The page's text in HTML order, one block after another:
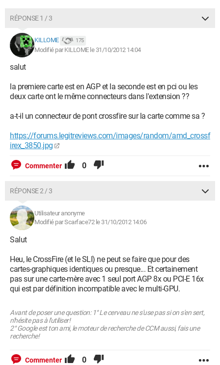
RÉPONSE 1 / 3
KILLOME 175
Modifié par KILLOME le 31/10/2012 14:04
salut
la premiere carte est en AGP et la seconde est en pci ou les
deux carte ont le même connecteurs dans l'extension ??
a-t-il un connecteur de pont crossfire sur la carte comme sa ?
https://forums.legitreviews.com/images/random/amd_crossf
irex_3850.jpg
Commenter 0
RÉPONSE 2 / 3
Utilisateur anonyme
Modifié par Scarface72 le 31/10/2012 14:06
Salut
Heu, le CrossFire (et le SLI) ne peut se faire que pour des
cartes-graphiques identiques ou presque... Et certainement
pas sur une carte-mère avec 1 seul port AGP 8x ou PCI-E 16x
qui est par définition incompatible avec le multi-GPU.
Avant de poser une question: 1° Le cerveau ne s'use pas si on s'en sert,
n'hésite pas à l'utiliser!
2° Google est ton ami, le moteur de recherche de CCM aussi, fais une
recherche!
Commenter 0